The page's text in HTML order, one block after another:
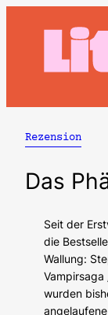
Rezension
Das
Seit der
die
Wallung:
Vampirsaga
wurden